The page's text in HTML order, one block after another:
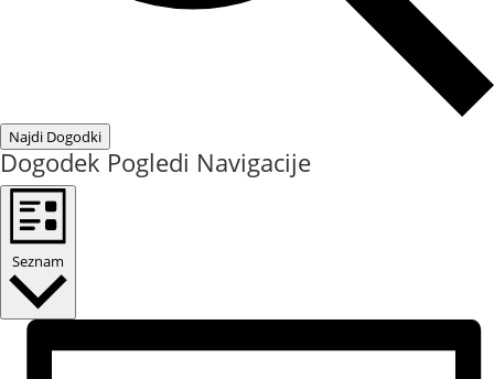
Najdi Dogodki
Dogodek Pogledi Navigacije
Seznam